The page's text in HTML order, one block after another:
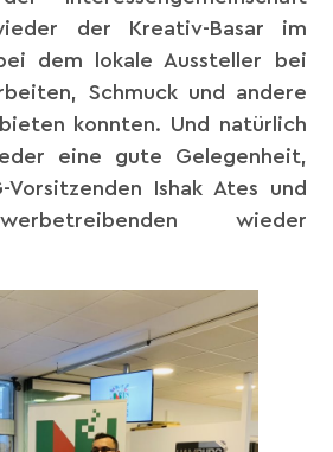
der Kreativ-Basar im
dem lokale Aussteller bei
Schmuck und andere
konnten. Und natürlich
eine gute Gelegenheit,
Ishak Ates und
wieder